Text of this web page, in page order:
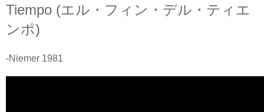
Tiempo (エル・フィン・デル・ティエ
ンポ)
-Niemer 1981